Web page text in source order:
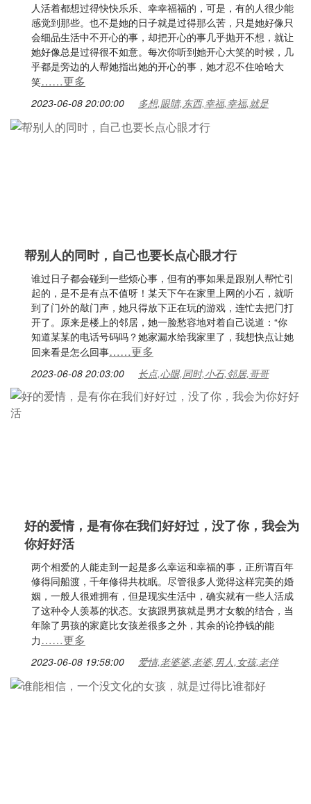
人活着都想过得快快乐乐、幸幸福福的，可是，有的人很少能
感觉到那些。也不是她的日子就是过得那么苦，只是她好像只
会细品生活中不开心的事，却把开心的事几乎抛开不想，就让
她好像总是过得很不如意。每次你听到她开心大笑的时候，几
乎都是旁边的人帮她指出她的开心的事，她才忍不住哈哈大
笑……更多
2023-06-08 20:00:00 多想,眼睛,东西,幸福,幸福,就是
帮别人的同时，自己也要长点心眼才行
谁过日子都会碰到一些烦心事，但有的事如果是跟别人帮忙引
起的，是不是有点不值呀！某天下午在家里上网的小石，就听
到了门外的敲门声，她只得放下正在玩的游戏，连忙去把门打
开了。原来是楼上的邻居，她一脸愁容地对着自己说道：“你
知道某某的电话号码吗？她家漏水给我家里了，我想快点让她
回来看是怎么回事……更多
2023-06-08 20:03:00 长点,心眼,同时,小石,邻居,哥哥
好的爱情，是有你在我们好好过，没了你，我会为
你好好活
两个相爱的人能走到一起是多么幸运和幸福的事，正所谓百年
修得同船渡，千年修得共枕眠。尽管很多人觉得这样完美的婚
姻，一般人很难拥有，但是现实生活中，确实就有一些人活成
了这种令人羡慕的状态。女孩跟男孩就是男才女貌的结合，当
年除了男孩的家庭比女孩差很多之外，其余的论挣钱的能
力……更多
2023-06-08 19:58:00 爱情,老婆婆,老婆,男人,女孩,老伴